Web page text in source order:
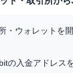
・ウォレットを
の入金アドレス